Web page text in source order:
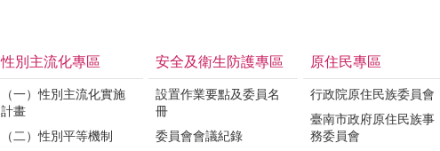
性別主流化專區
（一）性別主流化實施
計畫
（二）性別平等機制
安全及衛生防護專區
設置作業要點及委員名
冊
委員會會議紀錄
原住民專區
行政院原住民族委員會
臺南市政府原住民族事
務委員會